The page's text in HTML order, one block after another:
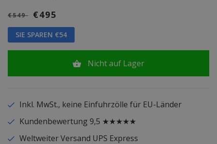
€549 €495
SIE SPAREN €54
Nicht auf Lager
Inkl. MwSt., keine Einfuhrzölle für EU-Länder
Kundenbewertung 9,5 ★★★★★
Weltweiter Versand UPS Express